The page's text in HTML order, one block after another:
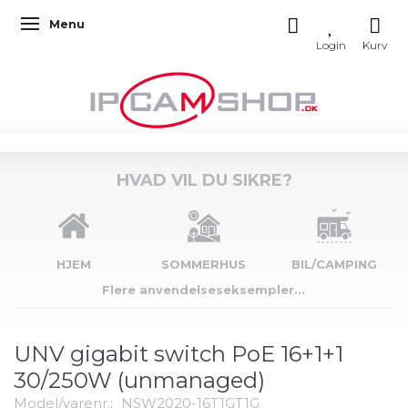
Skifte navigation
Menu
HVAD VIL DU SIKRE?
HJEM SOMMERHUS
BIL/CAMPING
Flere anvendelseseksempler...
UNV gigabit switch PoE 16+1+1
30/250W (unmanaged)
Model/varenr.: NSW2020-16T1GT1G